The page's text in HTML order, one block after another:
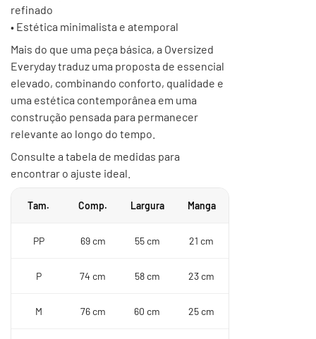
refinado
• Estética minimalista e atemporal
Mais do que uma peça básica, a Oversized
Everyday traduz uma proposta de essencial
elevado, combinando conforto, qualidade e
uma estética contemporânea em uma
construção pensada para permanecer
relevante ao longo do tempo.
Consulte a tabela de medidas para
encontrar o ajuste ideal.
Tam. Comp. Largura Manga
PP 69 cm 55 cm 21 cm
P 74 cm 58 cm 23 cm
M 76 cm 60 cm 25 cm